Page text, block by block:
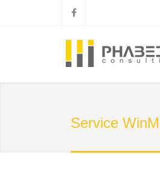
Service